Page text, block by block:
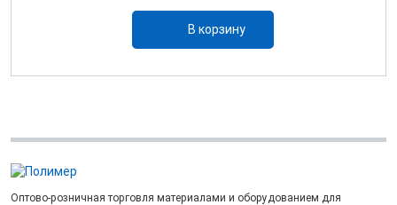
В корзину
Оптово-розничная торговля материалами и оборудованием для